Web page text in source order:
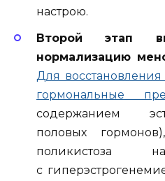
настрою.
Второй этап
нормализацию
Для
гормональные
содержанием
половых
поликистоза
с